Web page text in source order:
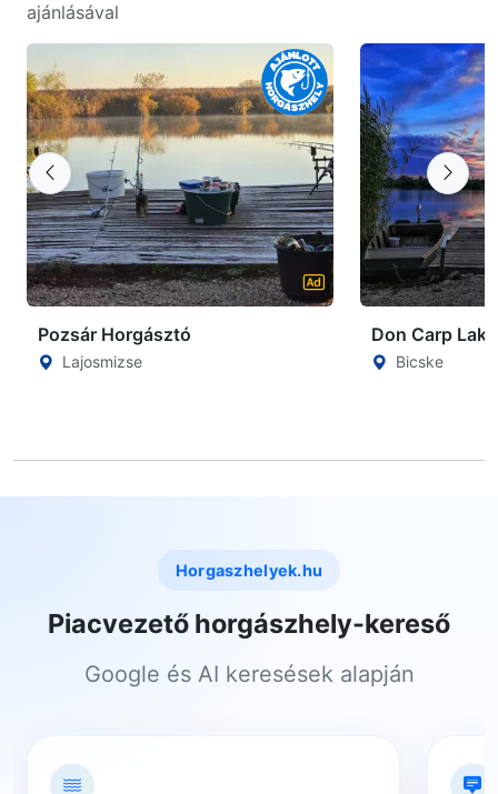
ajánlásával
Pozsár Horgásztó
Lajosmizse
Don Carp Lake
Bicske
Horgaszhelyek.hu
Piacvezető horgászhely-kereső
Google és AI keresések alapján